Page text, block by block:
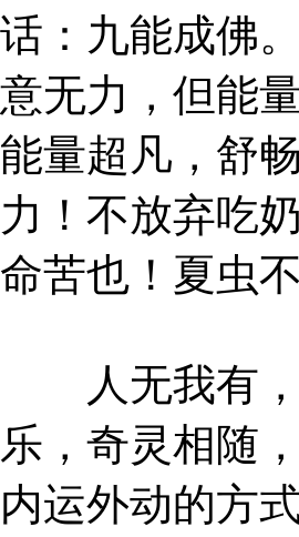
话：九能成佛
意无力，但能
能量超凡，舒
力！不放弃吃
命苦也！夏虫
人无我有，
乐，奇灵相随
内运外动的方